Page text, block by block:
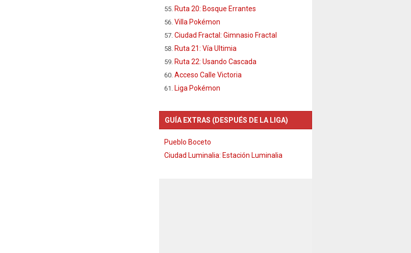
Ruta 20: Bosque Errantes
Villa Pokémon
Ciudad Fractal: Gimnasio Fractal
Ruta 21: Vía Ultimia
Ruta 22: Usando Cascada
Acceso Calle Victoria
Liga Pokémon
GUÍA EXTRAS (DESPUÉS DE LA LIGA)
Pueblo Boceto
Ciudad Luminalia: Estación Luminalia